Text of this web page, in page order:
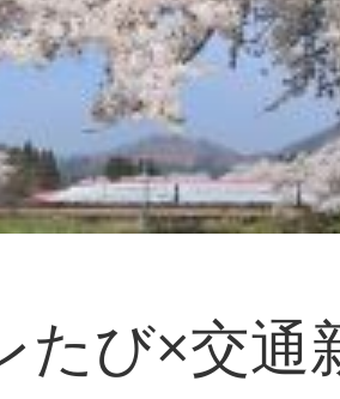
たび×交通